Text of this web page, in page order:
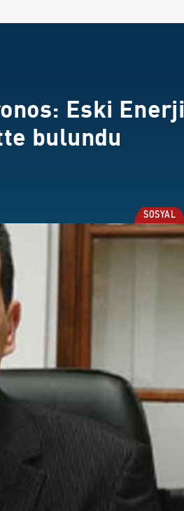
Eski Enerji
bulundu
SOSYAL